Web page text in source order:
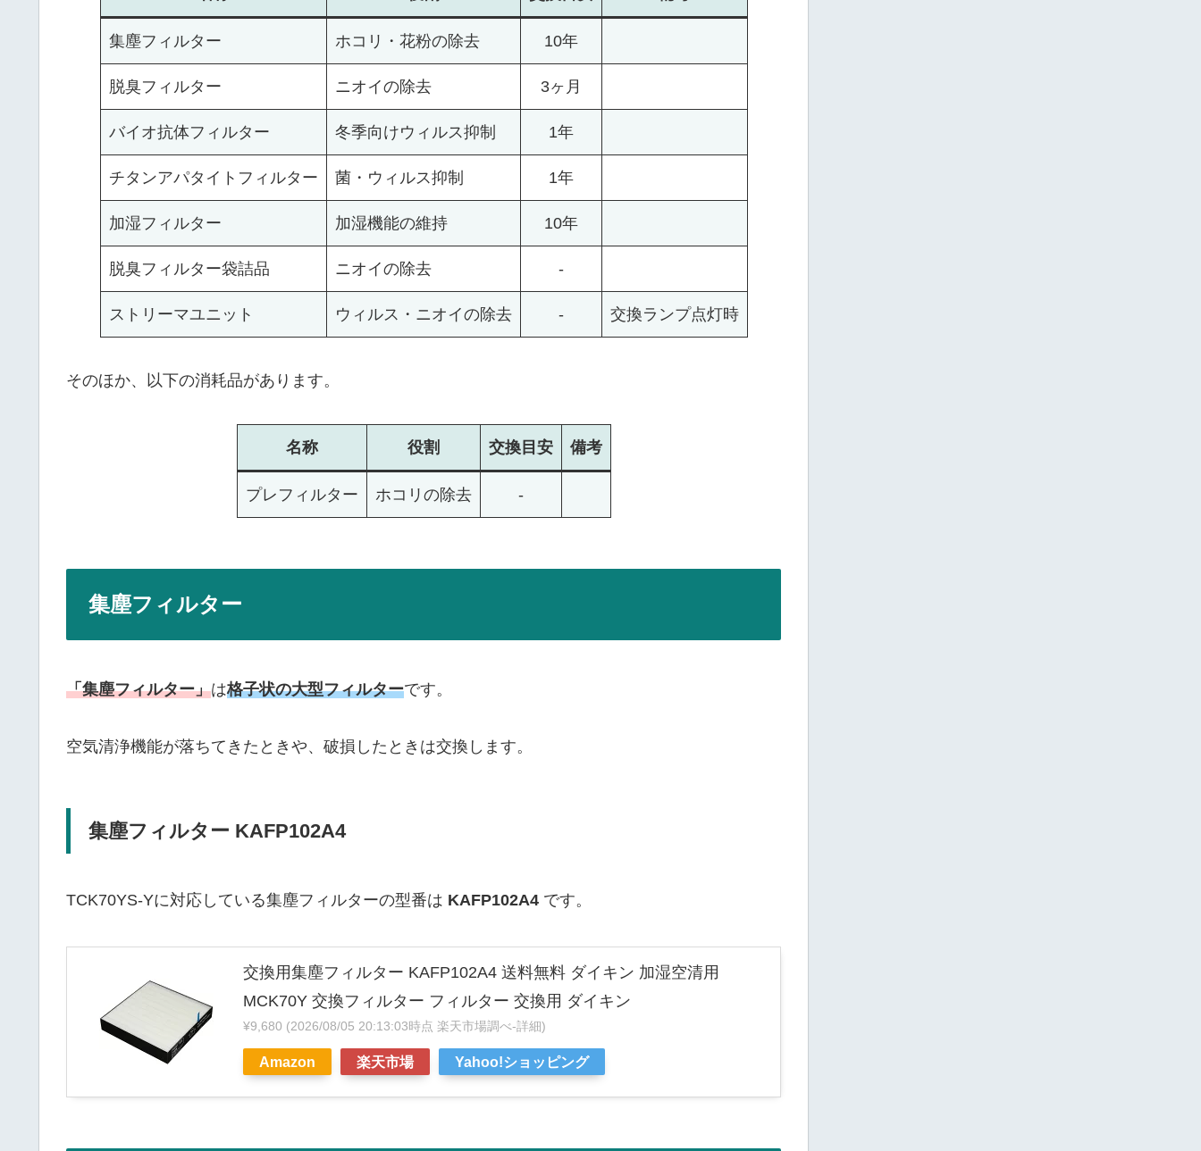
集塵フィルター ホコリ・花粉の除去 10年
脱臭フィルター ニオイの除去 3ヶ月
バイオ抗体フィルター 冬季向けウィルス抑制 1年
チタンアパタイトフィルター 菌・ウィルス抑制 1年
加湿フィルター 加湿機能の維持 10年
脱臭フィルター袋詰品 ニオイの除去 -
ストリーマユニット ウィルス・ニオイの除去 - 交換ランプ点灯時
そのほか、以下の消耗品があります。
名称 役割 交換目安 備考
プレフィルター ホコリの除去 -
集塵フィルター
「集塵フィルター」は格子状の大型フィルターです。
空気清浄機能が落ちてきたときや、破損したときは交換します。
集塵フィルター KAFP102A4
TCK70YS-Yに対応している集塵フィルターの型番は KAFP102A4 です。
交換用集塵フィルター KAFP102A4 送料無料 ダイキン 加湿空清用
MCK70Y 交換フィルター フィルター 交換用 ダイキン
¥9,680 (2026/08/05 20:13:03時点 楽天市場調べ-詳細)
Amazon 楽天市場 Yahoo!ショッピング